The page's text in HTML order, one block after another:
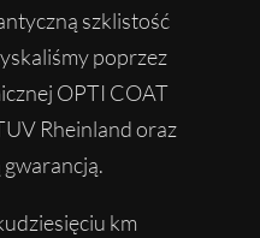
szklistość
poprzez
OPTI COAT
Rheinland oraz
gwarancją.
km